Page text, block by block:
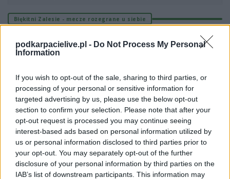
podkarpacielive.pl - Do Not Process My Personal
Information
If you wish to opt-out of the sale, sharing to third parties, or
processing of your personal or sensitive information for
targeted advertising by us, please use the below opt-out
section to confirm your selection. Please note that after your
opt-out request is processed you may continue seeing
interest-based ads based on personal information utilized by
us or personal information disclosed to third parties prior to
your opt-out. You may separately opt-out of the further
disclosure of your personal information by third parties on the
IAB’s list of downstream participants. This information may
Błękitni Zalesie - mecze rozegrane u siebie
FORMA
Czarni Oleszyce
Zalew Stary Lubliniec 10 20
44-12
4
Błękitni Futory 10 20
31-10
5
LKS Mołodycz 10 18
18-20
LKS Korzenica 10 16
27-21
Roztocze Ruda Różaniecka 10 15
35-32
8
Tanew Wola Wielka 10 12
16-24
Walter Opaka 10 6